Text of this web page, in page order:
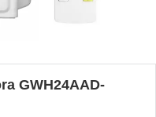
GWH24AAD-